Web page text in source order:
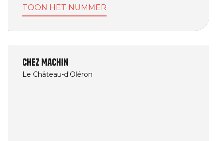
TOON HET NUMMER
Chez Machin
Le Château-d'Oléron